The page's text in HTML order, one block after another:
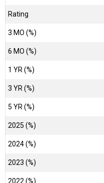
Rating
3 MO (%)
6 MO (%)
1 YR (%)
3 YR (%)
5 YR (%)
2025 (%)
2024 (%)
2023 (%)
2022 (%)